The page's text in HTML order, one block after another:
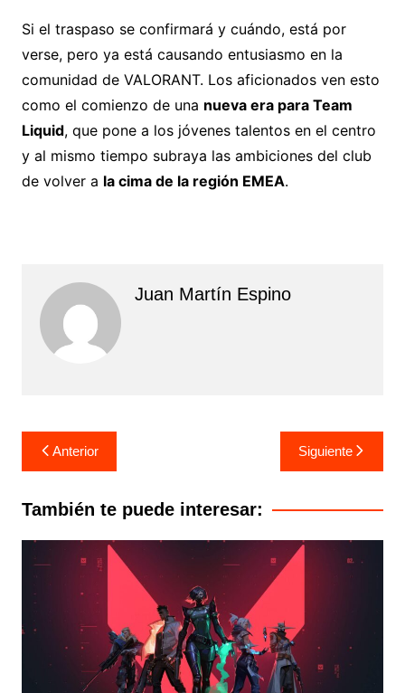
Si el traspaso se confirmará y cuándo, está por
verse, pero ya está causando entusiasmo en la
comunidad de VALORANT. Los aficionados ven esto
como el comienzo de una nueva era para Team
Liquid, que pone a los jóvenes talentos en el centro
y al mismo tiempo subraya las ambiciones del club
de volver a la cima de la región EMEA.
Juan Martín Espino
Navegación
de
entradas
Anterior Siguiente
También te puede interesar: